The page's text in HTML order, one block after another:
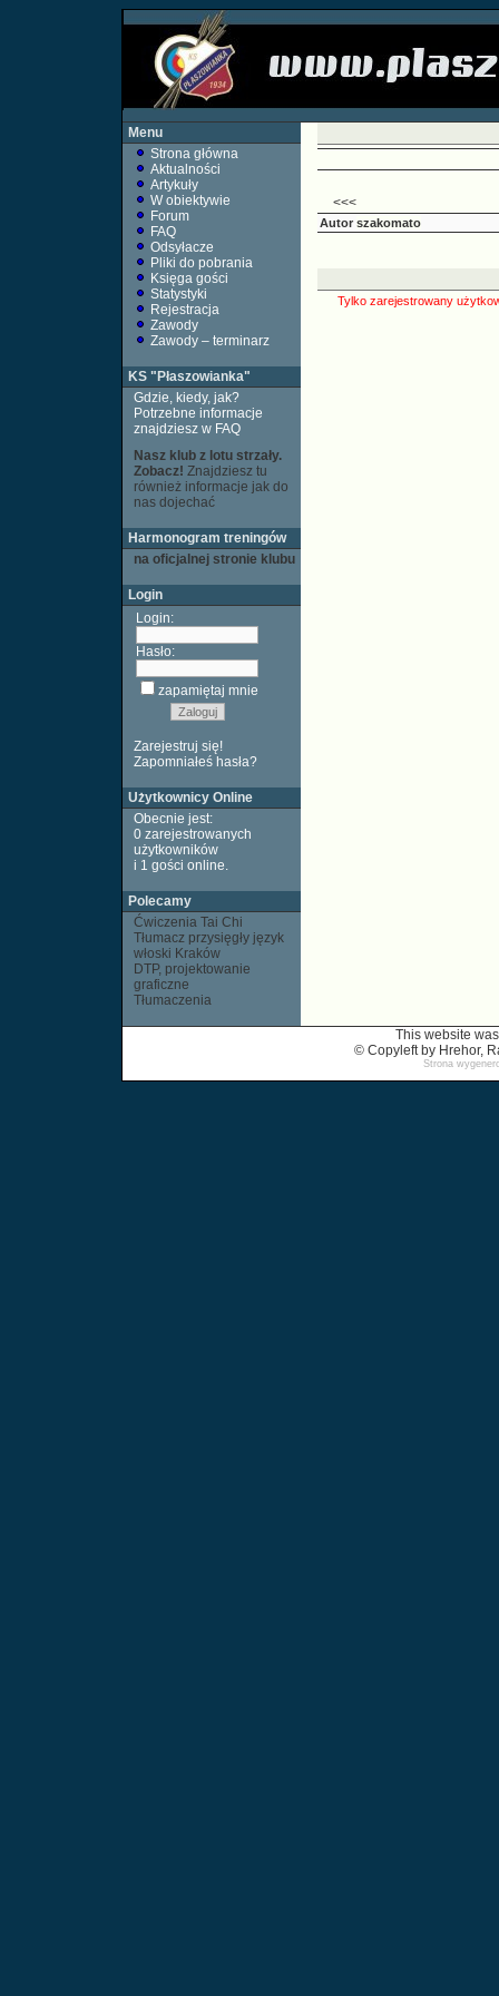
Menu
Strona główna
Aktualności
Artykuły
W obiektywie
Forum
FAQ
Odsyłacze
Pliki do pobrania
Księga gości
Statystyki
Rejestracja
Zawody
Zawody – terminarz
KS "Płaszowianka"
Gdzie, kiedy, jak?
Potrzebne informacje
znajdziesz w FAQ
Nasz klub z lotu strzały.
Zobacz! Znajdziesz tu
również informacje jak do
nas dojechać
Harmonogram treningów
na oficjalnej stronie klubu
Login
Login:
Hasło:
zapamiętaj mnie
Zarejestruj się!
Zapomniałeś hasła?
Użytkownicy Online
Obecnie jest:
0 zarejestrowanych
użytkowników
i 1 gości online.
Polecamy
Ćwiczenia Tai Chi
Tłumacz przysięgły język
włoski Kraków
DTP, projektowanie
graficzne
Tłumaczenia
<<<
Autor szakomato
Tylko zarejestrowany
This website
© Copyleft by Hrehor,
Strona